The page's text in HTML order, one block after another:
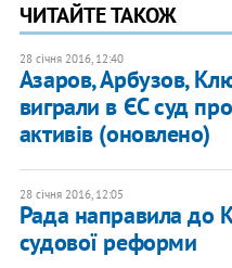
ЧИТАЙТЕ ТАКОЖ
28 січня 2016, 12:40
Азаров, Арбузов,
виграли в ЄС суд
активів (оновлено)
28 січня 2016, 12:05
Рада направила до
судової реформи